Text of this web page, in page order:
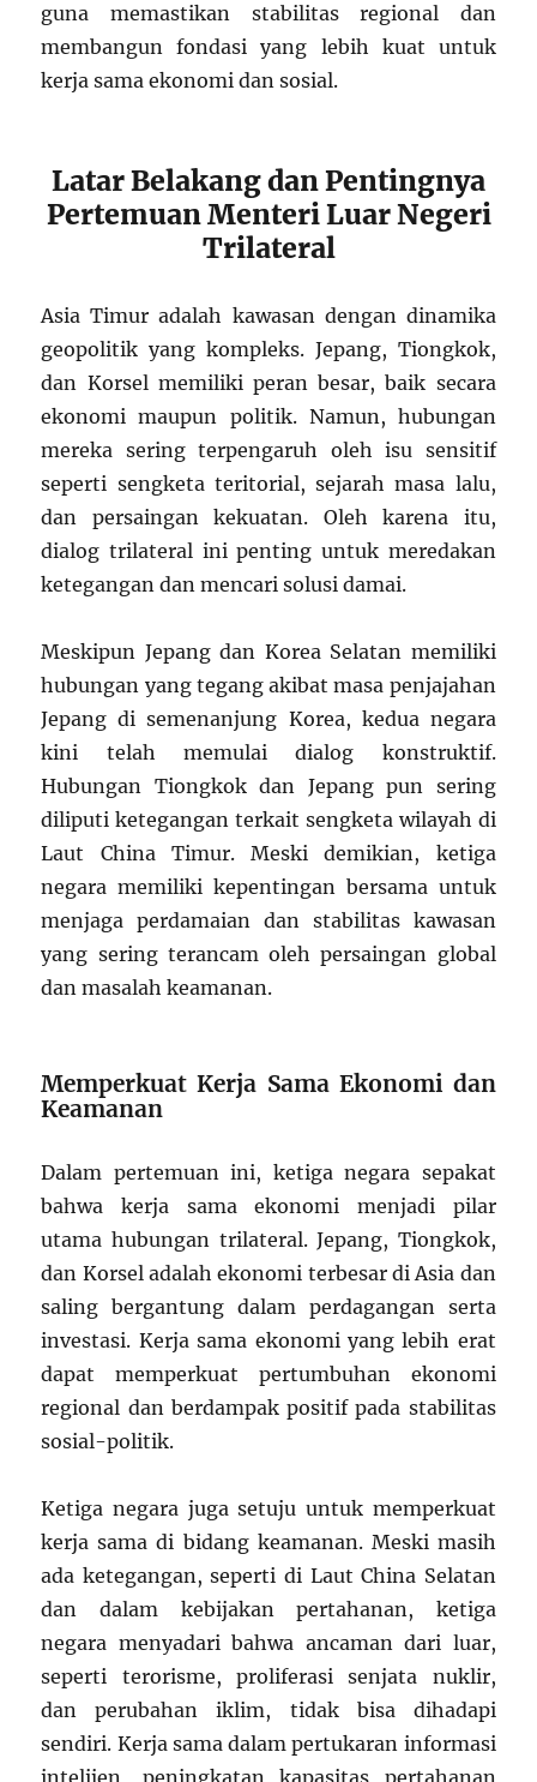
guna memastikan stabilitas regional dan
membangun fondasi yang lebih kuat untuk
kerja sama ekonomi dan sosial.
Latar Belakang dan Pentingnya
Pertemuan Menteri Luar Negeri
Trilateral
Asia Timur adalah kawasan dengan dinamika
geopolitik yang kompleks. Jepang, Tiongkok,
dan Korsel memiliki peran besar, baik secara
ekonomi maupun politik. Namun, hubungan
mereka sering terpengaruh oleh isu sensitif
seperti sengketa teritorial, sejarah masa lalu,
dan persaingan kekuatan. Oleh karena itu,
dialog trilateral ini penting untuk meredakan
ketegangan dan mencari solusi damai.
Meskipun Jepang dan Korea Selatan memiliki
hubungan yang tegang akibat masa penjajahan
Jepang di semenanjung Korea, kedua negara
kini telah memulai dialog konstruktif.
Hubungan Tiongkok dan Jepang pun sering
diliputi ketegangan terkait sengketa wilayah di
Laut China Timur. Meski demikian, ketiga
negara memiliki kepentingan bersama untuk
menjaga perdamaian dan stabilitas kawasan
yang sering terancam oleh persaingan global
dan masalah keamanan.
Memperkuat Kerja Sama Ekonomi dan
Keamanan
Dalam pertemuan ini, ketiga negara sepakat
bahwa kerja sama ekonomi menjadi pilar
utama hubungan trilateral. Jepang, Tiongkok,
dan Korsel adalah ekonomi terbesar di Asia dan
saling bergantung dalam perdagangan serta
investasi. Kerja sama ekonomi yang lebih erat
dapat memperkuat pertumbuhan ekonomi
regional dan berdampak positif pada stabilitas
sosial-politik.
Ketiga negara juga setuju untuk memperkuat
kerja sama di bidang keamanan. Meski masih
ada ketegangan, seperti di Laut China Selatan
dan dalam kebijakan pertahanan, ketiga
negara menyadari bahwa ancaman dari luar,
seperti terorisme, proliferasi senjata nuklir,
dan perubahan iklim, tidak bisa dihadapi
sendiri. Kerja sama dalam pertukaran informasi